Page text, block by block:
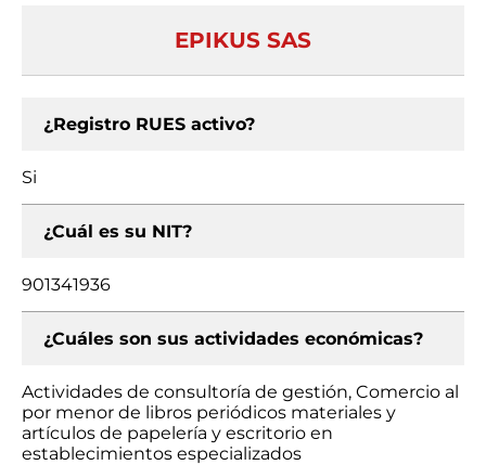
EPIKUS SAS
¿Registro RUES activo?
Si
¿Cuál es su NIT?
901341936
¿Cuáles son sus actividades económicas?
Actividades de consultoría de gestión, Comercio al
por menor de libros periódicos materiales y
artículos de papelería y escritorio en
establecimientos especializados